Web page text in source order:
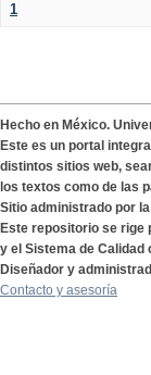
1
Hecho en México.
Este es un portal
distintos sitios web,
los textos como de las
Sitio administrado por
Este repositorio se
y el Sistema de
Diseñador y
Contacto y asesoría